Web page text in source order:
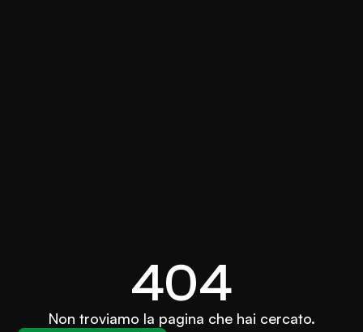
404
Non troviamo la pagina che hai cercato.